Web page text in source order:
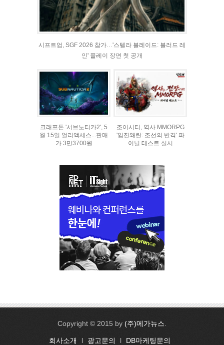
시프트업, SGF 2026 참가…'스텔라 블레이드: 블러드 레
인' 플레이 장면 첫 공개
크래프톤 '서브노티카2', 5
월 15일 얼리액세스...판매
가 3만3700원
조이시티, 역사 MMORPG
'임진왜란: 조선의 반격' 파
이널 테스트 실시
Copyright © 2015 by (주)메가뉴스
회사소개 l 광고문의 l DB마케팅문의